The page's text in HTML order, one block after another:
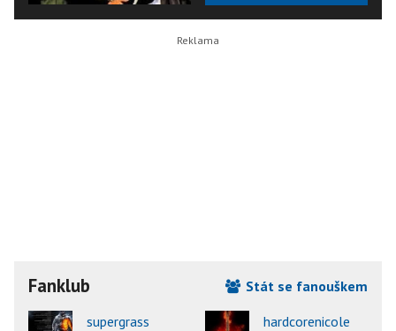
Fanklub
Stát se fanouškem
supergrass
hardcorenicole